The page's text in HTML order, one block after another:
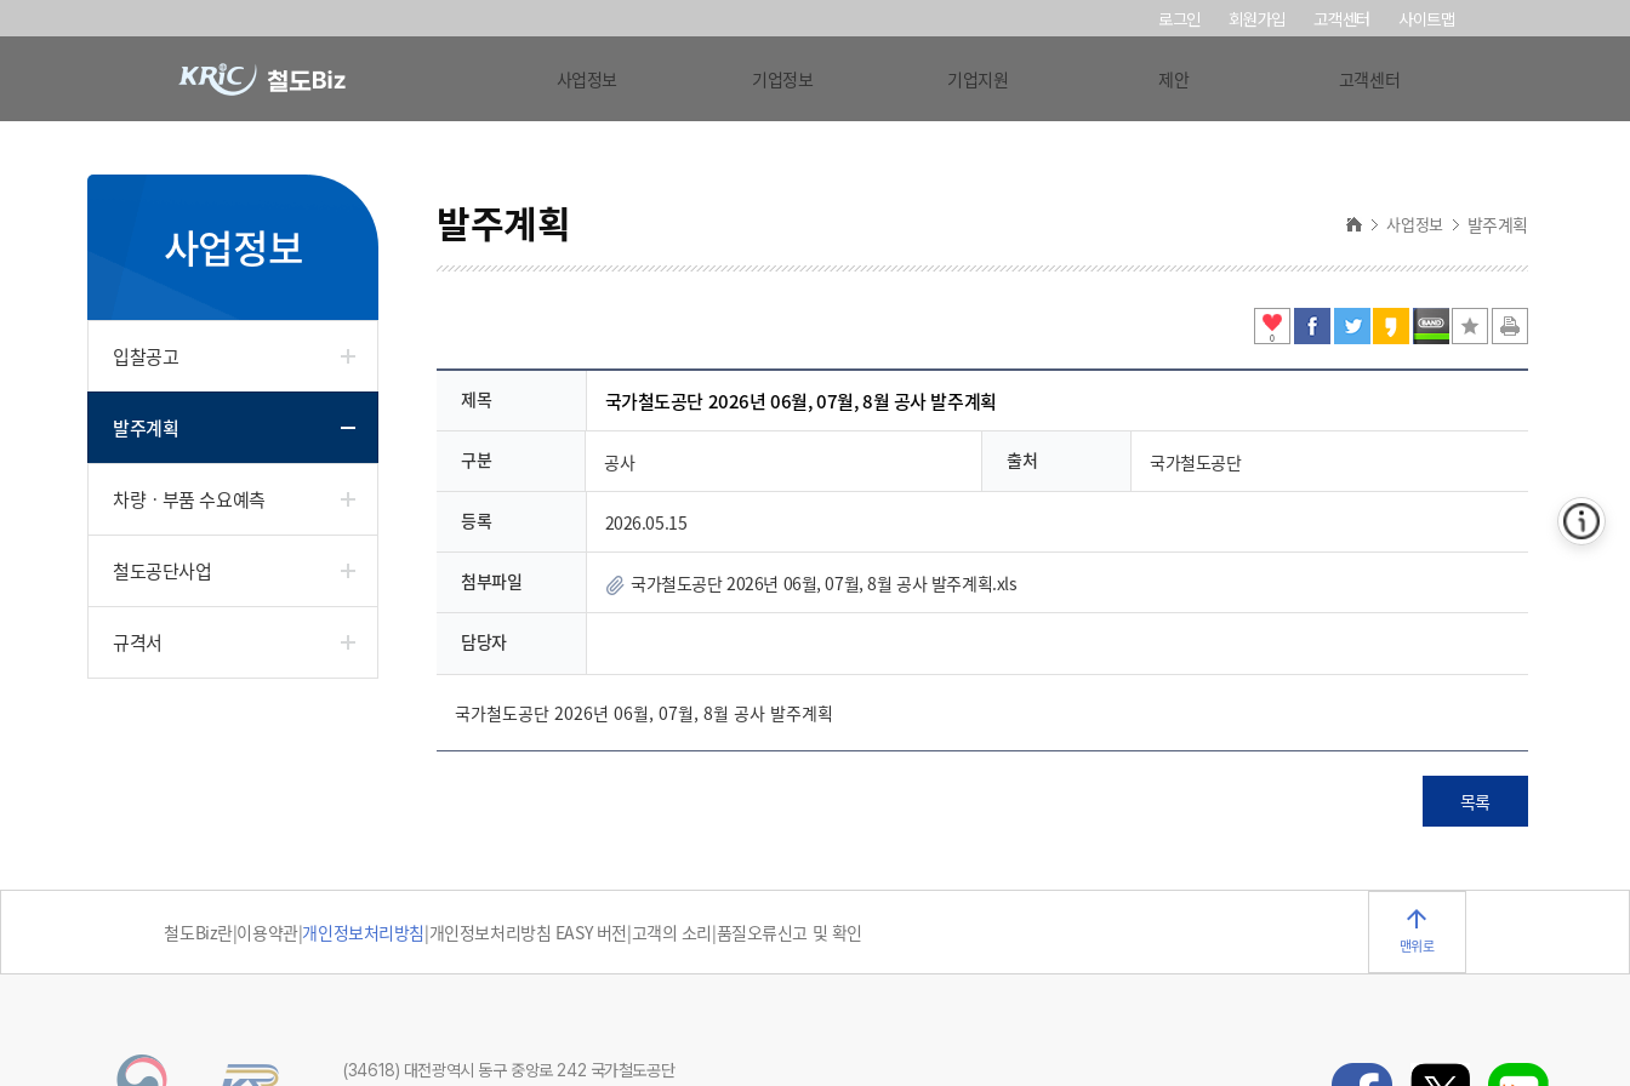
로그인 회원가입 고객센터 사이트맵
사업정보 기업정보 기업지원 제안 고객센터
사업정보
입찰공고
발주계획
차량ㆍ부품 수요예측
철도공단사업
규격서
사업정보 발주계획
발주계획
0
제목 국가철도공단 2026년 06월, 07월, 8월 공사 발주계획
구분 공사 출처 국가철도공단
등록 2026.05.15
첨부파일 국가철도공단 2026년 06월, 07월, 8월 공사 발주계획.xls
담당자
국가철도공단 2026년 06월, 07월, 8월 공사 발주계획
목록
철도Biz란|이용약관|개인정보처리방침|개인정보처리방침 EASY 버전|고객의 소리|품질오류신고 및 확인
맨위로
(34618) 대전광역시 동구 중앙로 242 국가철도공단